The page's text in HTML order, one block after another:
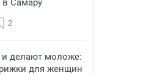
в Самару
2
делают моложе:
для женщин